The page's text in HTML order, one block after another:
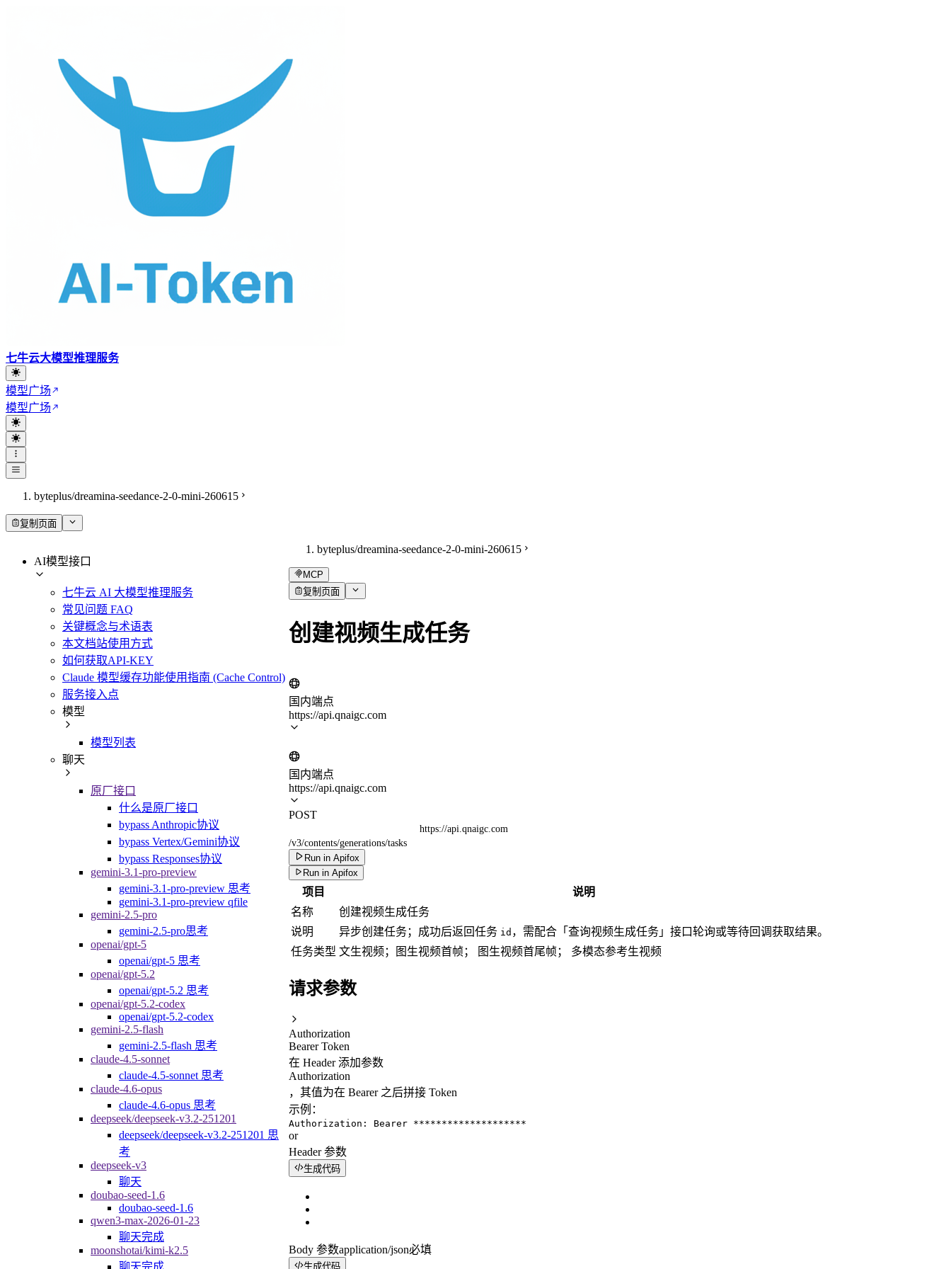
七牛云大模型推理服务
模型广场
模型广场
byteplus/dreamina-seedance-2-0-mini-260615
复制页面
AI模型接口
七牛云 AI 大模型推理服务
常见问题 FAQ
关键概念与术语表
本文档站使用方式
如何获取API-KEY
Claude 模型缓存功能使用指南 (Cache Control)
服务接入点
模型
模型列表
聊天
原厂接口
什么是原厂接口
bypass Anthropic协议
bypass Vertex/Gemini协议
bypass Responses协议
gemini-3.1-pro-preview
gemini-3.1-pro-preview 思考
gemini-3.1-pro-preview qfile
gemini-2.5-pro
gemini-2.5-pro思考
openai/gpt-5
openai/gpt-5 思考
openai/gpt-5.2
openai/gpt-5.2 思考
openai/gpt-5.2-codex
openai/gpt-5.2-codex
gemini-2.5-flash
gemini-2.5-flash 思考
claude-4.5-sonnet
claude-4.5-sonnet 思考
claude-4.6-opus
claude-4.6-opus 思考
deepseek/deepseek-v3.2-251201
deepseek/deepseek-v3.2-251201 思
考
deepseek-v3
聊天
doubao-seed-1.6
doubao-seed-1.6
qwen3-max-2026-01-23
聊天完成
moonshotai/kimi-k2.5
聊天完成
byteplus/dreamina-seedance-2-0-mini-260615
MCP
复制页面
创建视频生成任务
国内端点
https://api.qnaigc.com
国内端点
https://api.qnaigc.com
POST
https://api.qnaigc.com
/v3/contents/generations/tasks
Run in Apifox
Run in Apifox
项目
说明
名称
创建视频生成任务
说明
异步创建任务；成功后返回任务 id ，需配合「查询视频生成任务」接口轮询或等待回调获取结果。
任务类型 文生视频；图生视频首帧； 图生视频首尾帧； 多模态参考生视频
请求参数
Authorization
Bearer Token
在 Header 添加参数
Authorization
，其值为在 Bearer 之后拼接 Token
示例 ：
Authorization: Bearer ********************
or
Header 参数
生成代码
Body 参数application/json必填
生成代码